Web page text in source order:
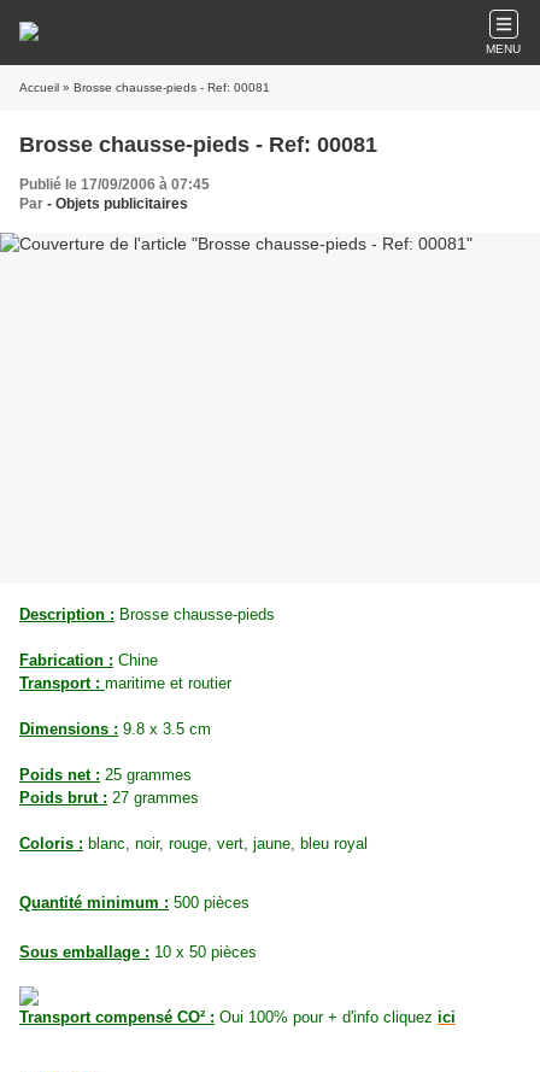
MENU
Accueil » Brosse chausse-pieds - Ref: 00081
Brosse chausse-pieds - Ref: 00081
Publié le 17/09/2006 à 07:45
Par - Objets publicitaires
Description : Brosse chausse-pieds
Fabrication : Chine
Transport : maritime et routier
Dimensions : 9.8 x 3.5 cm
Poids net : 25 grammes
Poids brut : 27 grammes
Coloris : blanc, noir, rouge, vert, jaune, bleu royal
Quantité minimum : 500 pièces
Sous emballage : 10 x 50 pièces
Transport compensé CO² : Oui 100% pour + d'info cliquez ici